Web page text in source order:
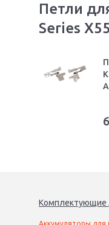
Петли
Series
Комплектующие